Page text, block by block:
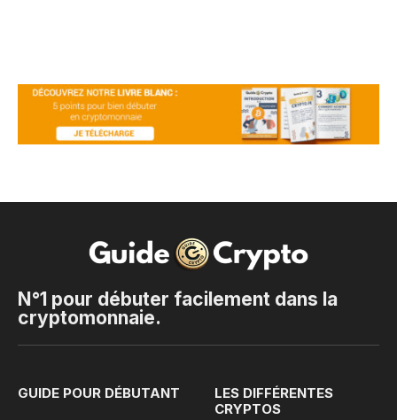
N°1 pour débuter facilement dans la
cryptomonnaie.
GUIDE POUR DÉBUTANT
LES DIFFÉRENTES
CRYPTOS